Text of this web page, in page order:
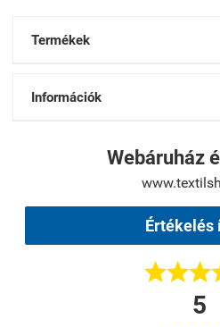
Termékek
Információk
Webáruház
Értékelés

5